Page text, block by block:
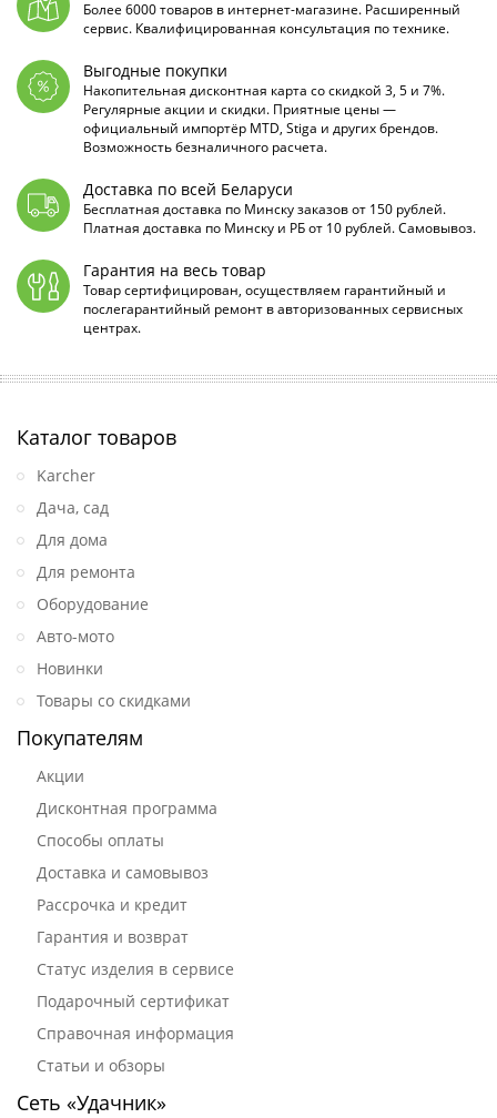
Более 6000 товаров в интернет-магазине. Расширенный
сервис. Квалифицированная консультация по технике.
Выгодные покупки
Накопительная дисконтная карта со скидкой 3, 5 и 7%.
Регулярные акции и скидки. Приятные цены —
официальный импортёр MTD, Stiga и других брендов.
Возможность безналичного расчета.
Доставка по всей Беларуси
Бесплатная доставка по Минску заказов от 150 рублей.
Платная доставка по Минску и РБ от 10 рублей. Самовывоз.
Гарантия на весь товар
Товар сертифицирован, осуществляем гарантийный и
послегарантийный ремонт в авторизованных сервисных
центрах.
Каталог товаров
Karcher
Дача, сад
Для дома
Для ремонта
Оборудование
Авто-мото
Новинки
Товары со скидками
Покупателям
Акции
Дисконтная программа
Способы оплаты
Доставка и самовывоз
Рассрочка и кредит
Гарантия и возврат
Статус изделия в сервисе
Подарочный сертификат
Справочная информация
Статьи и обзоры
Сеть «Удачник»